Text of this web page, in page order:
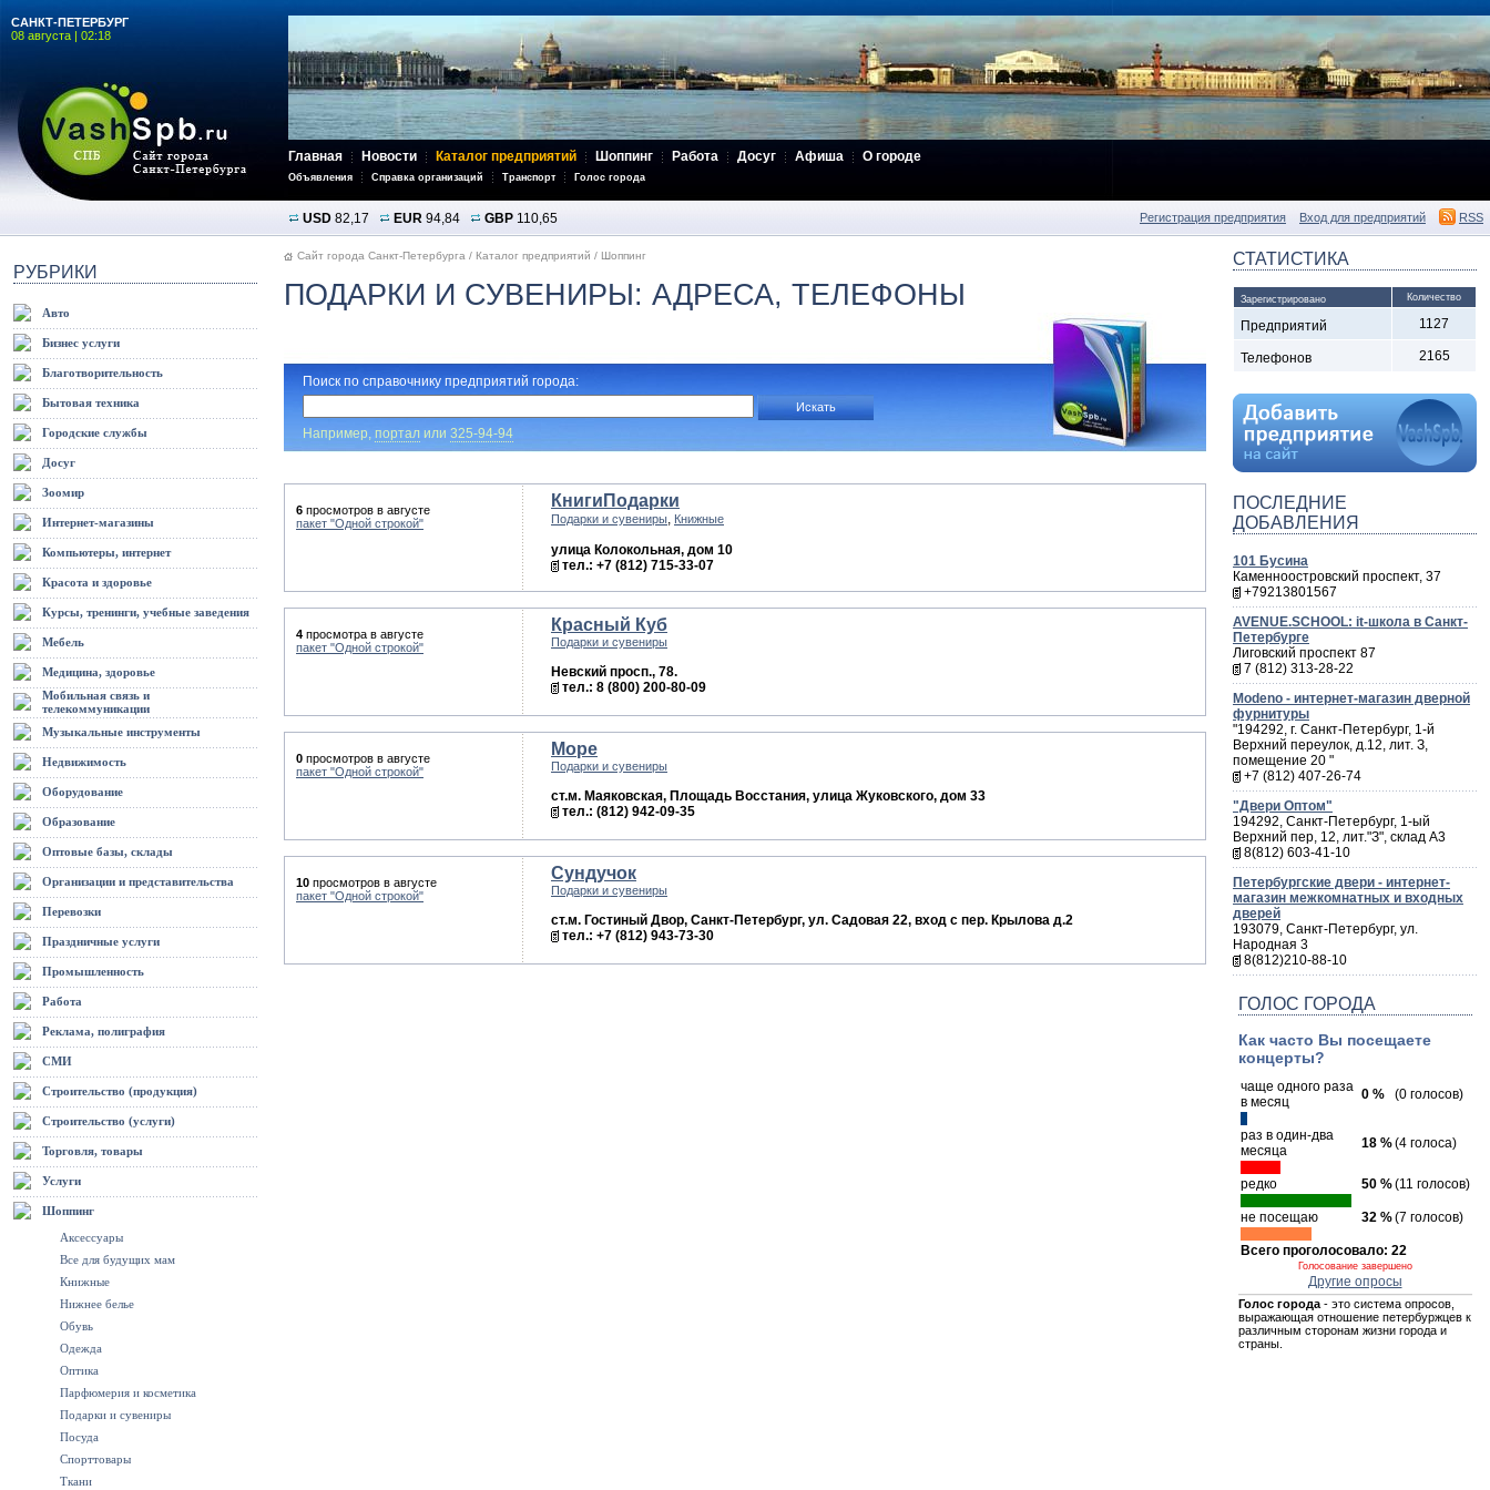
САНКТ-ПЕТЕРБУРГ
08 августа | 02:18
Главная Новости Каталог предприятий Шоппинг Работа Досуг Афиша О городе
Объявления Справка организаций Транспорт Голос города
USD 82,17 EUR 94,84 GBP 110,65 Регистрация предприятия Вход для предприятий RSS
РУБРИКИ
Авто
Бизнес услуги
Благотворительность
Бытовая техника
Городские службы
Досуг
Зоомир
Интернет-магазины
Компьютеры, интернет
Красота и здоровье
Курсы, тренинги, учебные заведения
Мебель
Медицина, здоровье
Мобильная связь и
телекоммуникации
Музыкальные инструменты
Недвижимость
Оборудование
Образование
Оптовые базы, склады
Организации и представительства
Перевозки
Праздничные услуги
Промышленность
Работа
Реклама, полиграфия
СМИ
Строительство (продукция)
Строительство (услуги)
Торговля, товары
Услуги
Шоппинг
Аксессуары
Все для будущих мам
Книжные
Нижнее белье
Обувь
Одежда
Оптика
Парфюмерия и косметика
Подарки и сувениры
Посуда
Спорттовары
Ткани
Сайт города Санкт-Петербурга / Каталог предприятий / Шоппинг
ПОДАРКИ И СУВЕНИРЫ: АДРЕСА, ТЕЛЕФОНЫ
Поиск по справочнику предприятий города:
Например, портал или 325-94-94
6 просмотров в августе
пакет "Одной строкой"
КнигиПодарки
Подарки и сувениры, Книжные
улица Колокольная, дом 10
тел.: +7 (812) 715-33-07
4 просмотра в августе
пакет "Одной строкой"
Красный Куб
Подарки и сувениры
Невский просп., 78.
тел.: 8 (800) 200-80-09
0 просмотров в августе
пакет "Одной строкой"
Море
Подарки и сувениры
ст.м. Маяковская, Площадь Восстания, улица Жуковского, дом 33
тел.: (812) 942-09-35
10 просмотров в августе
пакет "Одной строкой"
Сундучок
Подарки и сувениры
ст.м. Гостиный Двор, Санкт-Петербург, ул. Садовая 22, вход с пер. Крылова д.2
тел.: +7 (812) 943-73-30
СТАТИСТИКА
Зарегистрировано Количество
Предприятий 1127
Телефонов 2165
ПОСЛЕДНИЕ
ДОБАВЛЕНИЯ
101 Бусина
Каменноостровский проспект, 37
+79213801567
AVENUE.SCHOOL: it-школа в Санкт-
Петербурге
Лиговский проспект 87
7 (812) 313-28-22
Мodeno - интернет-магазин дверной
фурнитуры
"194292, г. Санкт-Петербург, 1-й
Верхний переулок, д.12, лит. З,
помещение 20 "
+7 (812) 407-26-74
"Двери Оптом"
194292, Санкт-Петербург, 1-ый
Верхний пер, 12, лит."З", склад А3
8(812) 603-41-10
Петербургские двери - интернет-
магазин межкомнатных и входных
дверей
193079, Санкт-Петербург, ул.
Народная 3
8(812)210-88-10
ГОЛОС ГОРОДА
Как часто Вы посещаете
концерты?
чаще одного раза
в месяц
0 % (0 голосов)
раз в один-два
месяца
18 %(4 голоса)
редко 50 %(11 голосов)
не посещаю 32 %(7 голосов)
Всего проголосовало: 22
Голосование завершено
Другие опросы
Голос города- это система опросов,
выражающая отношение петербуржцев к
различным сторонам жизни города и
страны.